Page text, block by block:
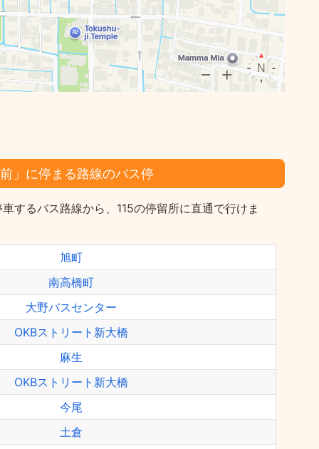
」に停まる路線のバス停
するバス路線から、115の停留所に直通で行けま
旭町
南高橋町
大野バスセンター
OKBストリート新大橋
麻生
OKBストリート新大橋
今尾
土倉